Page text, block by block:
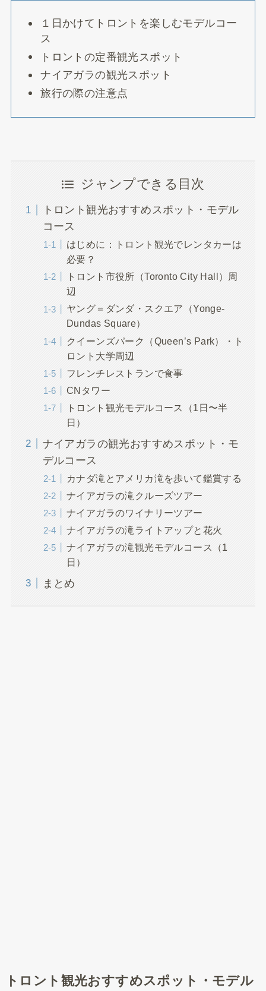
１日かけてトロントを楽しむモデルコー
ス
トロントの定番観光スポット
ナイアガラの観光スポット
旅行の際の注意点
ジャンプできる目次
トロント観光おすすめスポット・モデル
コース
はじめに：トロント観光でレンタカーは
必要？
トロント市役所（Toronto City Hall）周
辺
ヤング＝ダンダ・スクエア（Yonge-
Dundas Square）
クイーンズパーク（Queen’s Park）・ト
ロント大学周辺
フレンチレストランで食事
CNタワー
トロント観光モデルコース（1日〜半
日）
ナイアガラの観光おすすめスポット・モ
デルコース
カナダ滝とアメリカ滝を歩いて鑑賞する
ナイアガラの滝クルーズツアー
ナイアガラのワイナリーツアー
ナイアガラの滝ライトアップと花火
ナイアガラの滝観光モデルコース（1
日）
まとめ
トロント観光おすすめスポット・モデル